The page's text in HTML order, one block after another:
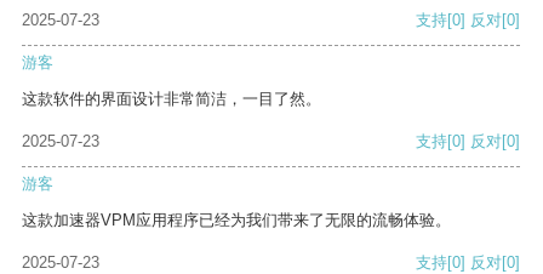
2025-07-23 支持[0] 反对[0]
游客
这款软件的界面设计非常简洁，一目了然。
2025-07-23 支持[0] 反对[0]
游客
这款加速器VPM应用程序已经为我们带来了无限的流畅体验。
2025-07-23 支持[0] 反对[0]